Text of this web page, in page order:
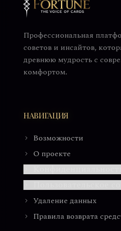
Профессиональная
советов и инсайтов,
древнюю мудрость с
комфортом.
НАВИГАЦИЯ
Возможности
О проекте
Удаление данных
Правила возврата